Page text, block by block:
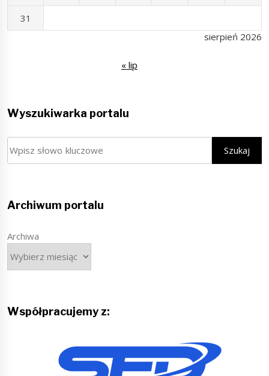
sierpień 2026
31
« lip
Wyszukiwarka portalu
Szukaj
Archiwum portalu
Archiwa
Współpracujemy z: